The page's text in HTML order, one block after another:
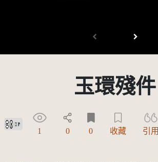
玉環殘件
創用CC姓名標示 3.0 台灣及其後版本(CC BY 3.0 TW +)
1 0 0 收藏 引用